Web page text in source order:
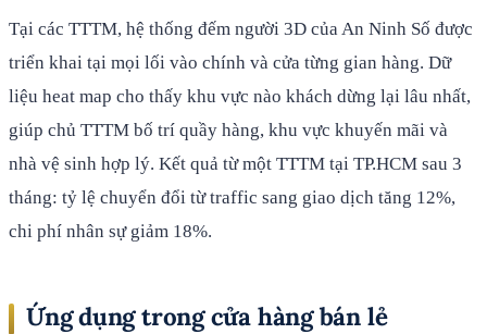
Tại các TTTM, hệ thống đếm người 3D của An Ninh Số được
triển khai tại mọi lối vào chính và cửa từng gian hàng. Dữ
liệu heat map cho thấy khu vực nào khách dừng lại lâu nhất,
giúp chủ TTTM bố trí quầy hàng, khu vực khuyến mãi và
nhà vệ sinh hợp lý. Kết quả từ một TTTM tại TP.HCM sau 3
tháng: tỷ lệ chuyển đổi từ traffic sang giao dịch tăng 12%,
chi phí nhân sự giảm 18%.
Ứng dụng trong cửa hàng bán lẻ